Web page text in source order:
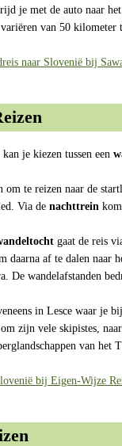
je met de auto naar
van 50 kilometer
naar Slovenië bij
je kiezen tussen een
om te reizen naar de
Via de nachttrein
gaat de reis
daarna af te dalen naar
De wandelafstanden
in Lesce waar je
zijn vele skipistes,
van het
bij Eigen-Wijze